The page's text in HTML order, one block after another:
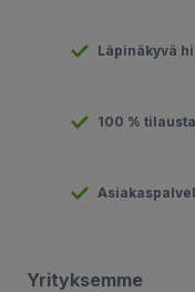
Läpinäkyvä
100 %
Yrityksemme